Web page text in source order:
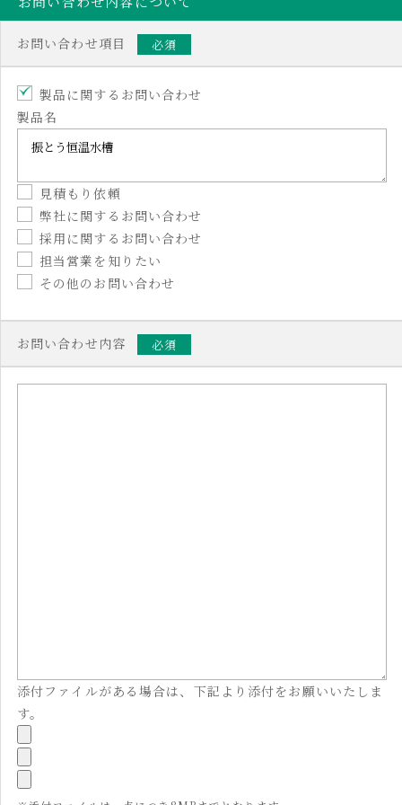
お問い合わせ項目 必須
製品に関するお問い合わせ
製品名
見積もり依頼
弊社に関するお問い合わせ
採用に関するお問い合わせ
担当営業を知りたい
その他のお問い合わせ
お問い合わせ内容 必須
添付ファイルがある場合は、下記より添付をお願いいたしま
す。